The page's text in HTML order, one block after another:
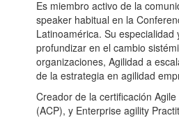
Es miembro activo de la
speaker habitual en la
Latinoamérica. Su especialidad
profundizar en el cambio
organizaciones, Agilidad a
de la estrategia en agilidad
Creador de la certificación
(ACP), y Enterprise agility